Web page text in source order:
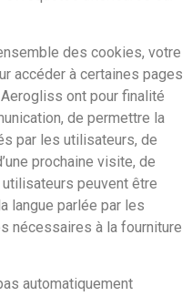
des cookies, votre
accéder à certaines pages
ont pour finalité
de permettre la
par les utilisateurs, de
prochaine visite, de
peuvent être
langue parlée par les
nécessaires à la fourniture
automatiquement